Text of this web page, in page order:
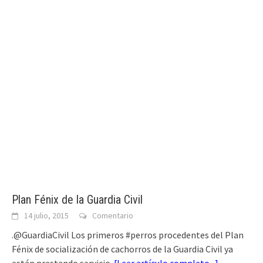
Plan Fénix de la Guardia Civil
14 julio, 2015 Comentario
.@GuardiaCivil Los primeros #perros procedentes del Plan
Fénix de socialización de cachorros de la Guardia Civil ya